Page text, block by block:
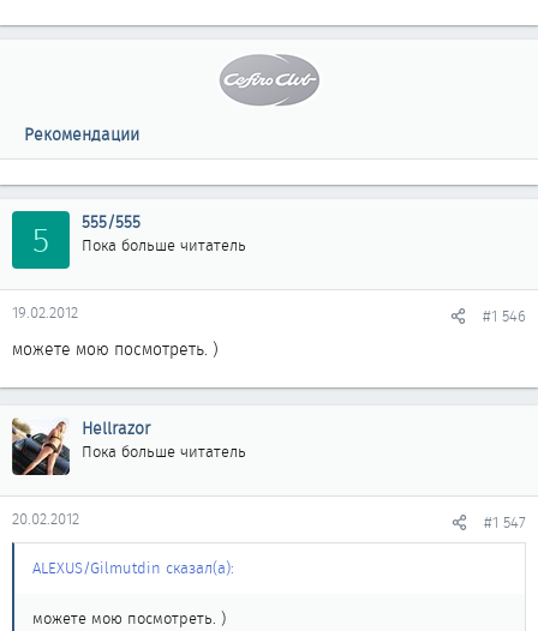
Рекомендации
5 555/555
Пока больше читатель
19.02.2012 #1 546
можете мою посмотреть. )
Hellrazor
Пока больше читатель
20.02.2012 #1 547
ALEXUS/Gilmutdin сказал(а):
можете мою посмотреть. )